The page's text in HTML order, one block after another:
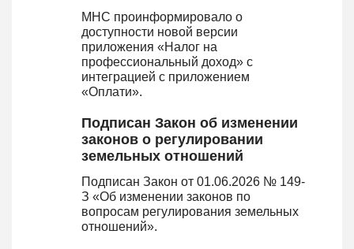
МНС проинформировало о
доступности новой версии
приложения «Налог на
профессиональный доход» с
интеграцией с приложением
«Оплати».
Подписан Закон об изменении
законов о регулировании
земельных отношений
Подписан Закон от 01.06.2026 № 149-
З «Об изменении законов по
вопросам регулирования земельных
отношений».